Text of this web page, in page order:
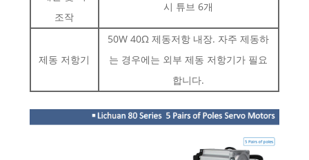
조작
시 튜브 6개
제동 저항기
50W 40Ω 제동저항 내장. 자주 제동하
는 경우에는 외부 제동 저항기가 필요
합니다.